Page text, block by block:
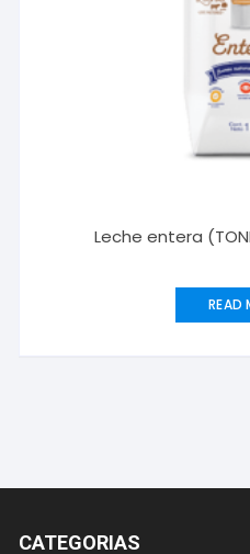
Leche entera
READ
CATEGORIAS